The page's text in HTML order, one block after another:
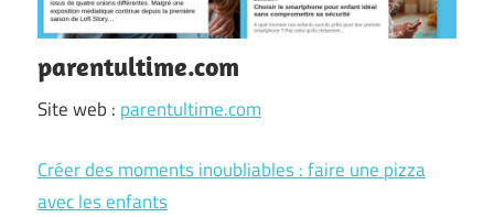
parentultime.com
Site web : parentultime.com
Créer des moments inoubliables : faire une pizza
avec les enfants